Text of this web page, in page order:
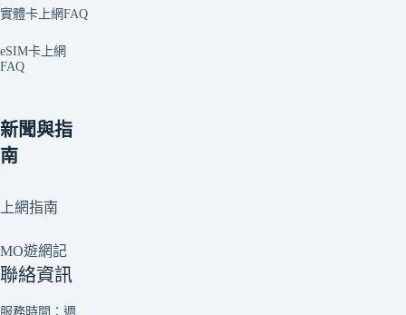
實體卡上網FAQ
eSIM卡上網
FAQ
新聞與指
南
上網指南
MO遊網記
聯絡資訊
服務時間：週